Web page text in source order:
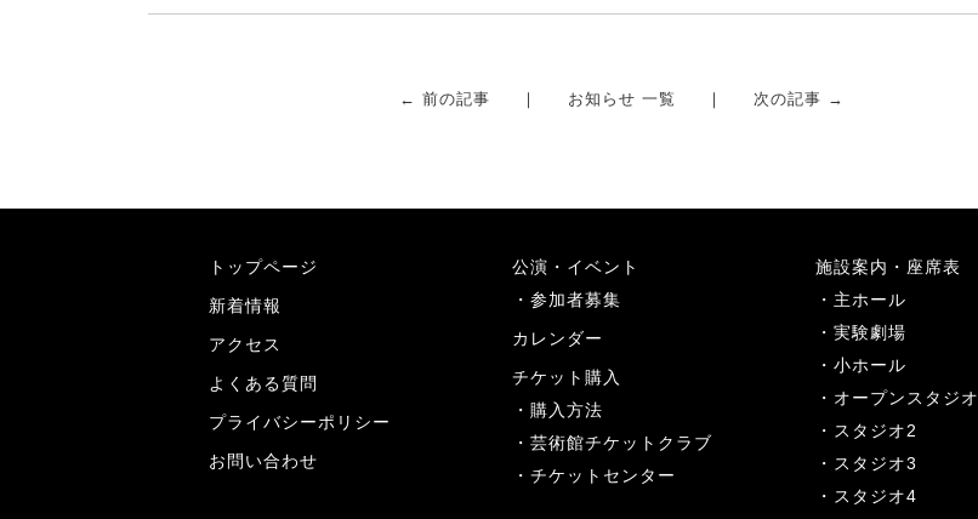
← 前の記事 お知らせ 一覧 次の記事 →
トップページ
新着情報
アクセス
よくある質問
プライバシーポリシー
お問い合わせ
公演・イベント
参加者募集
カレンダー
チケット購入
購入方法
芸術館チケットクラブ
チケットセンター
施設案内・座席表
主ホール
実験劇場
小ホール
オープンスタジオ
スタジオ2
スタジオ3
スタジオ4